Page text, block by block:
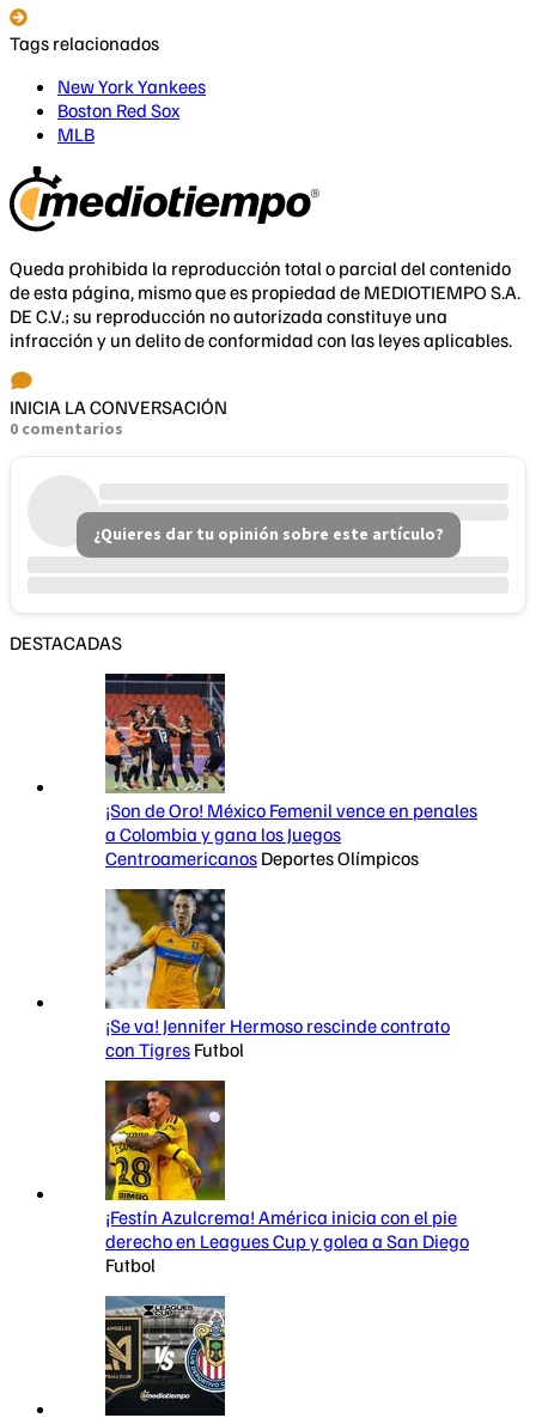
Tags relacionados
New York Yankees
Boston Red Sox
MLB
Queda prohibida la reproducción total o parcial del contenido
de esta página, mismo que es propiedad de MEDIOTIEMPO S.A.
DE C.V.; su reproducción no autorizada constituye una
infracción y un delito de conformidad con las leyes aplicables.
INICIA LA CONVERSACIÓN
0 comentarios
¿Quieres dar tu opinión sobre este artículo?
DESTACADAS
¡Son de Oro! México Femenil vence en penales
a Colombia y gana los Juegos
Centroamericanos Deportes Olímpicos
¡Se va! Jennifer Hermoso rescinde contrato
con Tigres Futbol
¡Festín Azulcrema! América inicia con el pie
derecho en Leagues Cup y golea a San Diego
Futbol